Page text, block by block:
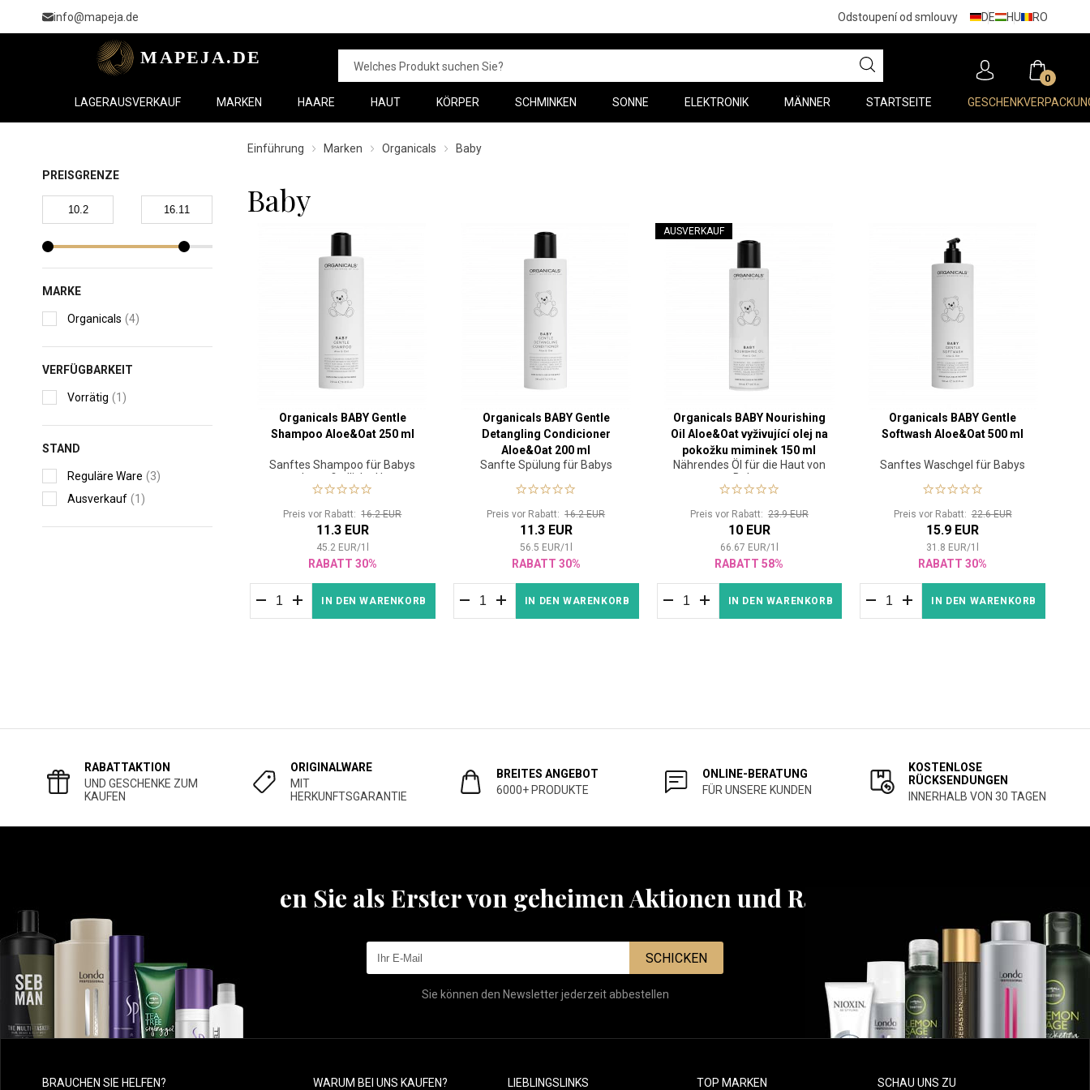
info@mapeja.de Odstoupení od smlouvy DE HU RO
0
LAGERAUSVERKAUF MARKEN HAARE HAUT KÖRPER SCHMINKEN SONNE ELEKTRONIK MÄNNER STARTSEITE
PREISGRENZE
MARKE
Organicals (4)
VERFÜGBARKEIT
Vorrätig (1)
STAND
Reguläre Ware (3)
Ausverkauf (1)
Einführung Marken Organicals Baby
Baby
Organicals BABY Gentle
Shampoo Aloe&Oat 250 ml
Sanftes Shampoo für Babys
und empfindliche Haut
Preis vor Rabatt:16.2 EUR
11.3 EUR
45.2 EUR/1
RABATT 30%
IN DEN WARENKORB
Organicals BABY Gentle
Detangling Condicioner
Aloe&Oat 200 ml
Sanfte Spülung für Babys
Preis vor Rabatt:16.2 EUR
11.3 EUR
56.5 EUR/1
RABATT 30%
IN DEN WARENKORB
AUSVERKAUF
Organicals BABY Nourishing
Oil Aloe&Oat vyživující olej na
pokožku miminek 150 ml
Nährendes Öl für die Haut von
Babys
Preis vor Rabatt: 23.9 EUR
10 EUR
66.67 EUR/1
RABATT 58%
IN DEN WARENKORB
Organicals BABY Gentle
Softwash Aloe&Oat 500 ml
Sanftes Waschgel für Babys
Preis vor Rabatt:22.6 EUR
15.9 EUR
31.8 EUR/1
RABATT 30%
IN DEN WARENKORB
RABATTAKTION
UND GESCHENKE ZUM
KAUFEN
ORIGINALWARE
MIT
HERKUNFTSGARANTIE
BREITES ANGEBOT
6000+ PRODUKTE
ONLINE-BERATUNG
FÜR UNSERE KUNDEN
KOSTENLOSE
RÜCKSENDUNGEN
INNERHALB VON 30 TAGEN
Erfahren Sie als Erster von geheimen Aktionen und Rabatten
SCHICKEN
Sie können den Newsletter jederzeit abbestellen
BRAUCHEN SIE HELFEN? WARUM BEI UNS KAUFEN? LIEBLINGSLINKS TOP MARKEN SCHAU UNS ZU